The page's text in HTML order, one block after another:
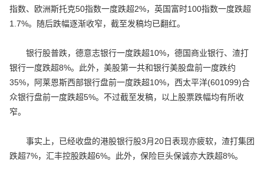
指数、欧洲斯托克50指数一度跌超2%，英国富时100指数一度跌超
1.7%。随后跌幅逐渐收窄，截至发稿均已翻红。
银行股普跌，德意志银行一度跌超10%，德国商业银行、渣打
银行一度跌超8%。此外，美股第一共和银行美股盘前一度跌约
35%，阿莱恩斯西部银行盘前一度跌超10%，西太平洋(601099)合
众银行盘前一度跌超5%。不过截至发稿，以上股票跌幅均有所收
窄。
事实上，已经收盘的港股银行股3月20日表现亦疲软，渣打集团
跌超7%，汇丰控股跌超6%。此外，保险巨头保诚亦大跌超8%。